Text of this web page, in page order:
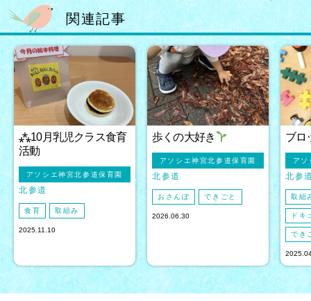
関連記事
⁂10月乳児クラス食育
活動
アソシエ神宮北参道保育園
北参道
食育 取組み
2025.11.10
歩くの大好き
アソシエ神宮北参道保育園
北参道
おさんぽ できごと
2026.06.30
ブロ
アソ
北参
取組
ドキ
でき